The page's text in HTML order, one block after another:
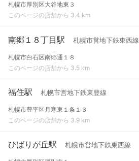
札幌市厚別区大谷地東３
このページの店舗から 3.4 km
南郷１８丁目駅 札幌市営地下鉄東西線
札幌市白石区南郷通１８
このページの店舗から 3.5 km
福住駅 札幌市営地下鉄東豊線
札幌市豊平区月寒東１条１３
このページの店舗から 3.9 km
ひばりが丘駅 札幌市営地下鉄東西線